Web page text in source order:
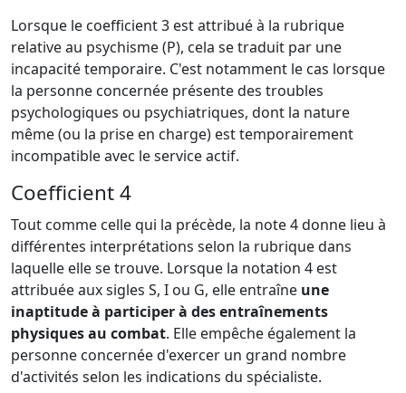
Lorsque le coefficient 3 est attribué à la rubrique
relative au psychisme (P), cela se traduit par une
incapacité temporaire. C'est notamment le cas lorsque
la personne concernée présente des troubles
psychologiques ou psychiatriques, dont la nature
même (ou la prise en charge) est temporairement
incompatible avec le service actif.
Coefficient 4
Tout comme celle qui la précède, la note 4 donne lieu à
différentes interprétations selon la rubrique dans
laquelle elle se trouve. Lorsque la notation 4 est
attribuée aux sigles S, I ou G, elle entraîne une
inaptitude à participer à des entraînements
physiques au combat. Elle empêche également la
personne concernée d'exercer un grand nombre
d'activités selon les indications du spécialiste.